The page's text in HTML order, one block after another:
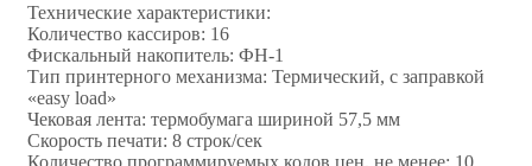
Технические характеристики:
Количество кассиров: 16
Фискальный накопитель: ФН-1
Тип принтерного механизма: Термический, с заправкой
«easy load»
Чековая лента: термобумага шириной 57,5 мм
Скорость печати: 8 строк/сек
Количество программируемых кодов цен, не менее: 10